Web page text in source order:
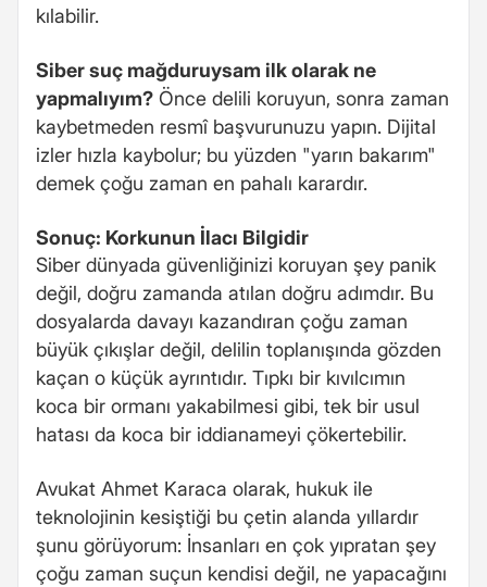
kılabilir.
Siber suç mağduruysam ilk olarak ne
yapmalıyım? Önce delili koruyun, sonra zaman
kaybetmeden resmî başvurunuzu yapın. Dijital
izler hızla kaybolur; bu yüzden "yarın bakarım"
demek çoğu zaman en pahalı karardır.
Sonuç: Korkunun İlacı Bilgidir
Siber dünyada güvenliğinizi koruyan şey panik
değil, doğru zamanda atılan doğru adımdır. Bu
dosyalarda davayı kazandıran çoğu zaman
büyük çıkışlar değil, delilin toplanışında gözden
kaçan o küçük ayrıntıdır. Tıpkı bir kıvılcımın
koca bir ormanı yakabilmesi gibi, tek bir usul
hatası da koca bir iddianameyi çökertebilir.
Avukat Ahmet Karaca olarak, hukuk ile
teknolojinin kesiştiği bu çetin alanda yıllardır
şunu görüyorum: İnsanları en çok yıpratan şey
çoğu zaman suçun kendisi değil, ne yapacağını